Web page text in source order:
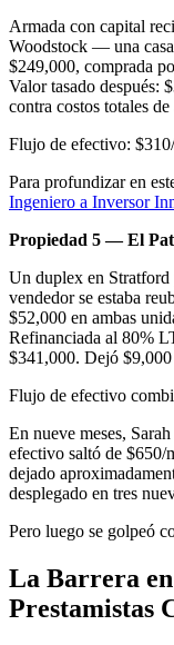
Armada con capital
Woodstock — una casa
$249,000, comprada
Valor tasado después:
contra costos totales
Flujo de efectivo:
Para profundizar en
Ingeniero a Inversor
Propiedad 5 — El
Un duplex en
vendedor se estaba
$52,000 en ambas
Refinanciada al 80%
$341,000. Dejó $9,000
Flujo de efectivo
En nueve meses,
efectivo saltó de $650/
dejado
desplegado en tres
Pero luego se golpeó
La Barrera
Prestamistas